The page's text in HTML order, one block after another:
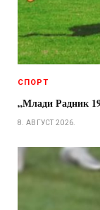
СПОРТ
„Млади Радник
8. АВГУСТ 2026.